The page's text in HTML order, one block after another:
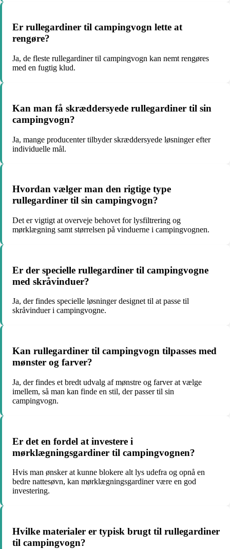
Er rullegardiner til campingvogn lette at
rengøre?
Ja, de fleste rullegardiner til campingvogn kan nemt rengøres
med en fugtig klud.
Kan man få skræddersyede rullegardiner til sin
campingvogn?
Ja, mange producenter tilbyder skræddersyede løsninger efter
individuelle mål.
Hvordan vælger man den rigtige type
rullegardiner til sin campingvogn?
Det er vigtigt at overveje behovet for lysfiltrering og
mørklægning samt størrelsen på vinduerne i campingvognen.
Er der specielle rullegardiner til campingvogne
med skråvinduer?
Ja, der findes specielle løsninger designet til at passe til
skråvinduer i campingvogne.
Kan rullegardiner til campingvogn tilpasses med
mønster og farver?
Ja, der findes et bredt udvalg af mønstre og farver at vælge
imellem, så man kan finde en stil, der passer til sin
campingvogn.
Er det en fordel at investere i
mørklægningsgardiner til campingvognen?
Hvis man ønsker at kunne blokere alt lys udefra og opnå en
bedre nattesøvn, kan mørklægningsgardiner være en god
investering.
Hvilke materialer er typisk brugt til rullegardiner
til campingvogn?